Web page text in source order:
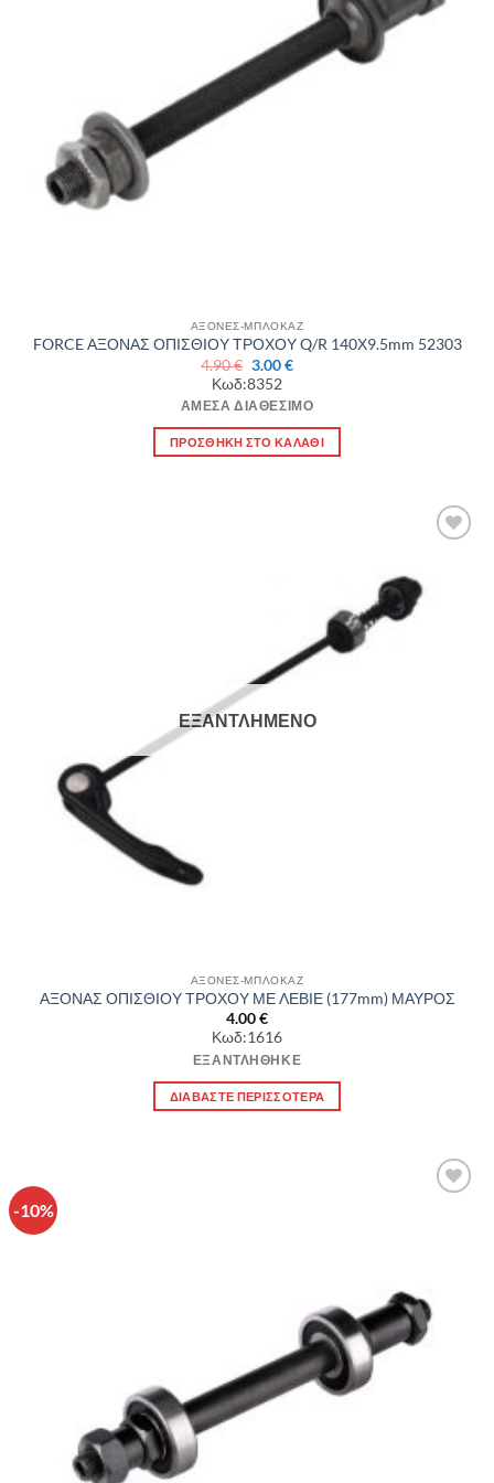
ΑΞΟΝΕΣ-ΜΠΛΟΚΑΖ
FORCE ΑΞΟΝΑΣ ΟΠΙΣΘΙΟΥ ΤΡΟΧΟΥ Q/R 140Χ9.5mm 52303
4.90€ Original
price
was:
4.90 €.
3.00€Η
είναι:
Κωδ:8352
ΆΜΕΣΑ ΔΙΑΘΈΣΙΜΟ
ΠΡΟΣΘΉΚΗ ΣΤΟ ΚΑΛΆΘΙ
επιθυμιών
ΕΞΑΝΤΛΗΜΈΝΟ
ΑΞΟΝΕΣ-ΜΠΛΟΚΑΖ
ΑΞΟΝΑΣ ΟΠΙΣΘΙΟΥ ΤΡΟΧΟΥ ΜΕ ΛΕΒΙΕ (177mm) ΜΑΥΡΟΣ
4.00€
Κωδ:1616
ΕΞΑΝΤΛΉΘΗΚΕ
ΔΙΑΒΆΣΤΕ ΠΕΡΙΣΣΌΤΕΡΑ
-10%